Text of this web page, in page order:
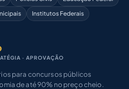
Institutos Federais
· APROVAÇÃO
para concursos públicos
de até 90% no preço cheio.